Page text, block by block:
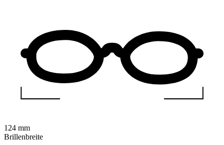
124 mm
Brillenbreite